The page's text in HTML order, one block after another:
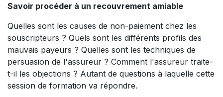
Savoir procéder à un recouvrement amiable
Quelles sont les causes de non-paiement chez les
souscripteurs ? Quels sont les différents profils des
mauvais payeurs ? Quelles sont les techniques de
persuasion de l'assureur ? Comment l'assureur traite-
t-il les objections ? Autant de questions à laquelle cette
session de formation va répondre.